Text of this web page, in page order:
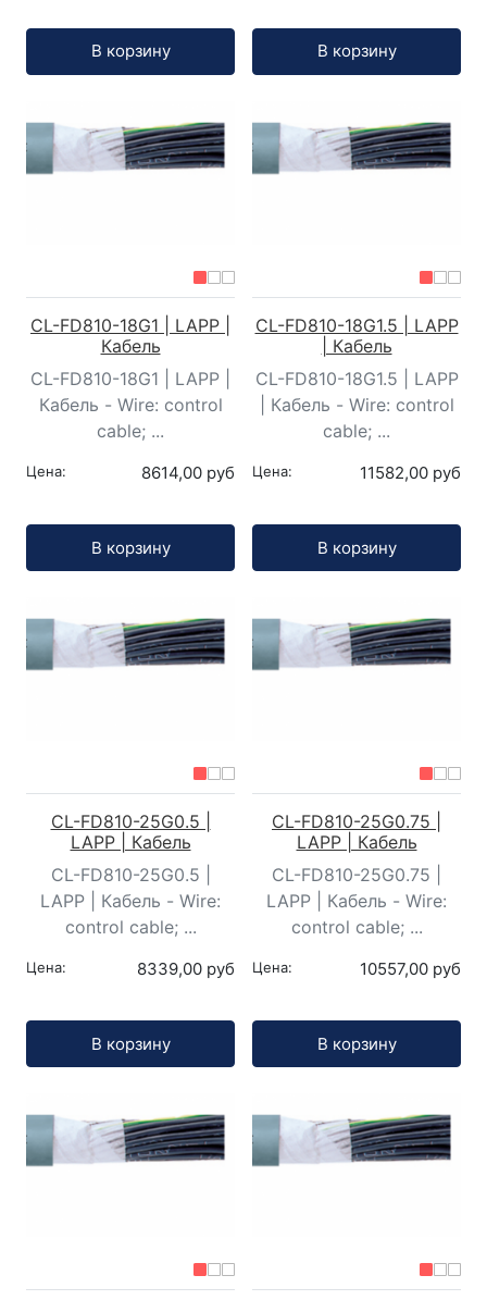
В корзину В корзину
CL-FD810-18G1 | LAPP |
Кабель
CL-FD810-18G1 | LAPP |
Кабель - Wire: control
cable; ...
Цена: 8614,00 руб
В корзину
CL-FD810-18G1.5 | LAPP
| Кабель
CL-FD810-18G1.5 | LAPP
| Кабель - Wire: control
cable; ...
Цена: 11582,00 руб
В корзину
CL-FD810-25G0.5 |
LAPP | Кабель
CL-FD810-25G0.5 |
LAPP | Кабель - Wire:
control cable; ...
Цена: 8339,00 руб
В корзину
CL-FD810-25G0.75 |
LAPP | Кабель
CL-FD810-25G0.75 |
LAPP | Кабель - Wire:
control cable; ...
Цена: 10557,00 руб
В корзину